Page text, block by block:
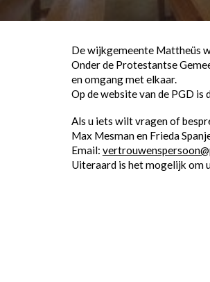
De wijkgemeente Mattheüs
Onder de Protestantse
en omgang met elkaar.
Op de website van de PGD is
Als u iets wilt vragen of
Max Mesman en Frieda
Email:
Uiteraard is het mogelijk om